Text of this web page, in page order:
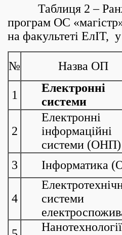
Таблиця 2 –
програм ОС
на факультеті ЕлІТ,
№ Назва ОП
1
Електронні
системи
2
Електронні
інформаційні
системи (ОНП)
3 Інформатика
4
системи